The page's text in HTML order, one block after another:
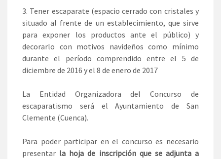
Tener escaparate (espacio cerrado con cristales y
situado al frente de un establecimiento, que sirve
para exponer los productos ante el público) y
decorarlo con motivos navideños como mínimo
durante el período comprendido entre el 5 de
diciembre de 2016 y el 8 de enero de 2017
La Entidad Organizadora del Concurso de
escaparatismo será el Ayuntamiento de San
Clemente (Cuenca).
Para poder participar en el concurso es necesario
presentar la hoja de inscripción que se adjunta a